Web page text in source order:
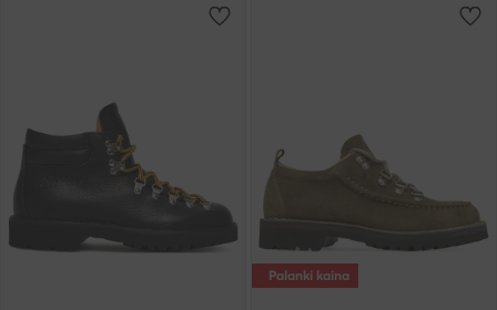
Palanki kaina